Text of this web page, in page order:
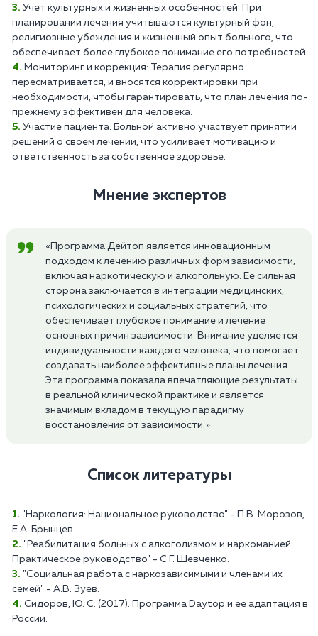
Учет культурных и жизненных особенностей: При
планировании лечения учитываются культурный фон,
религиозные убеждения и жизненный опыт больного, что
обеспечивает более глубокое понимание его потребностей.
Мониторинг и коррекция: Терапия регулярно
пересматривается, и вносятся корректировки при
необходимости, чтобы гарантировать, что план лечения по-
прежнему эффективен для человека.
Участие пациента: Больной активно участвует принятии
решений о своем лечении, что усиливает мотивацию и
ответственность за собственное здоровье.
Мнение экспертов
«Программа Дейтоп является инновационным
подходом к лечению различных форм зависимости,
включая наркотическую и алкогольную. Ее сильная
сторона заключается в интеграции медицинских,
психологических и социальных стратегий, что
обеспечивает глубокое понимание и лечение
основных причин зависимости. Внимание уделяется
индивидуальности каждого человека, что помогает
создавать наиболее эффективные планы лечения.
Эта программа показала впечатляющие результаты
в реальной клинической практике и является
значимым вкладом в текущую парадигму
восстановления от зависимости.»
Список литературы
"Наркология: Национальное руководство" - П.В. Морозов,
Е.А. Брынцев.
"Реабилитация больных с алкоголизмом и наркоманией:
Практическое руководство" - С.Г. Шевченко.
"Социальная работа с наркозависимыми и членами их
семей" - А.В. Зуев.
Сидоров, Ю. С. (2017). Программа Daytop и ее адаптация в
России.